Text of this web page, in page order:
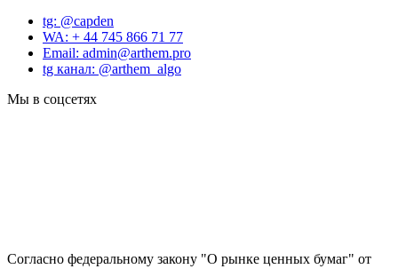
tg: @capden
WA: + 44 745 866 71 77
Email: admin@arthem.pro
tg канал: @arthem_algo
Мы в соцсетях
Согласно федеральному закону "О рынке ценных бумаг" от